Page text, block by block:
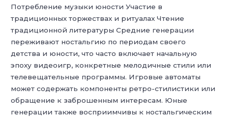
Потребление музыки юности Участие в
традиционных торжествах и ритуалах Чтение
традиционной литературы Средние генерации
переживают ностальгию по периодам своего
детства и юности, что часто включает начальную
эпоху видеоигр, конкретные мелодичные стили или
телевещательные программы. Игровые автоматы
может содержать компоненты ретро-стилистики или
обращение к заброшенным интересам. Юные
генерации также восприимчивы к ностальгическим